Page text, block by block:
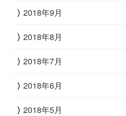
2018年9月
2018年8月
2018年7月
2018年6月
2018年5月